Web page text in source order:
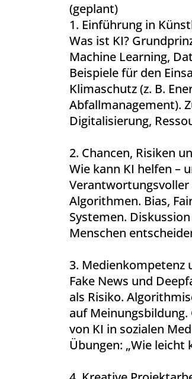
(geplant)
1. Einführung in
Was ist KI?
Machine Learning,
Beispiele für den
Klimaschutz (z. B.
Abfallmanagement).
Digitalisierung,
2. Chancen, Risiken
Wie kann KI helfen –
Algorithmen. Bias,
Systemen.
Menschen
3. Medienkompetenz
Fake News und
als Risiko.
auf
von KI in sozialen
Übungen: „Wie leicht